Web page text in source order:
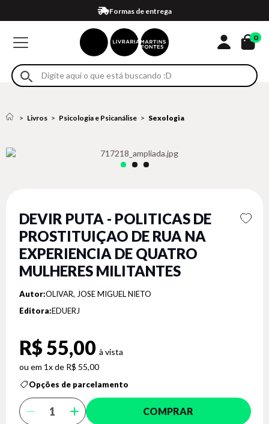
Formas de entrega
Compra 100% segura
Em até 4x sem juros no cartão*
Retire na loja
Eventos
0
Livros Psicologia e Psicanálise Sexologia
DEVIR PUTA - POLITICAS DE
PROSTITUIÇAO DE RUA NA
EXPERIENCIA DE QUATRO
MULHERES MILITANTES
Autor:OLIVAR, JOSE MIGUEL NIETO
Editora:EDUERJ
R$ 55,00
1x de R$ 55,00
Opções de parcelamento
COMPRAR